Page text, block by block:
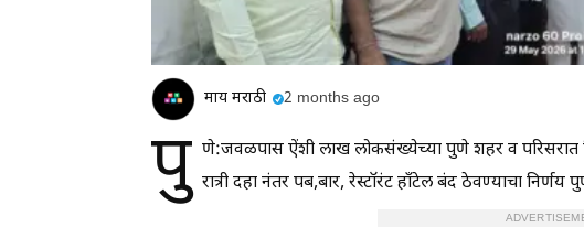
माय मराठी 2 months ago
पु णे:जवळपास ऐंशी लाख लोकसंख्येच्या पुणे शहर व परिसरात
रात्री दहा नंतर पब,बार, रेस्टॉरंट हाँटेल बंद ठेवण्याचा